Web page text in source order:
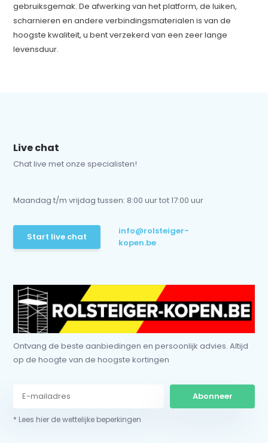
gebruiksgemak. De afwerking van het platform, de luiken,
scharnieren en andere verbindingsmaterialen is van de
hoogste kwaliteit, u bent verzekerd van een zeer lange
levensduur.
Live chat
Chat live met onze specialisten!
Maandag t/m vrijdag tussen: 8:00 uur tot 17:00 uur
Start live chat
info@rolsteiger-
kopen.be
Ontvang de beste aanbiedingen en persoonlijk advies. Altijd
op de hoogte van de hoogste kortingen
Abonneer
* Lees hier de wettelijke beperkingen